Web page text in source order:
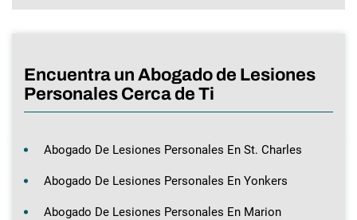
Encuentra un Abogado de Lesiones
Personales Cerca de Ti
Abogado De Lesiones Personales En St. Charles
Abogado De Lesiones Personales En Yonkers
Abogado De Lesiones Personales En Marion